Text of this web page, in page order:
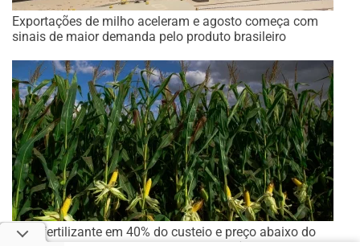
Exportações de milho aceleram e agosto começa com
sinais de maior demanda pelo produto brasileiro
Com fertilizante em 40% do custeio e preço abaixo do